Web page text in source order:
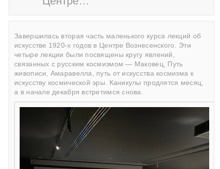
Завершилась вторая часть маленького курса лекций об
искусстве 1920-х годов в Центре Вознесенского. Эти
четыре лекции были посвящены кругу явлений,
связанных с русским космизмом — Маковец, Путь
живописи, Амаравелла, путь от искусства космизма к
искусству космической эры. Каникулы продлятся месяц,
а в начале декабря встретимся снова.